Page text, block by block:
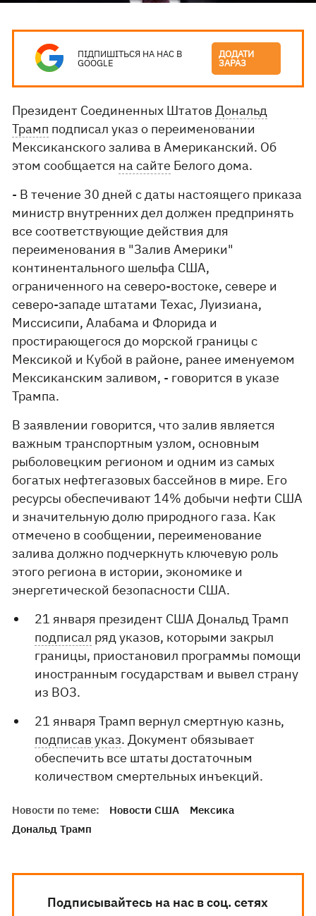
ПІДПИШІТЬСЯ НА НАС В
GOOGLE
ДОДАТИ
ЗАРАЗ
Президент Соединенных ШтатовДональд
Трамп подписал указ о переименовании
Мексиканского залива в Американский. Об
этом сообщается на сайте Белого дома.
- В течение 30 дней с даты настоящего приказа
министр внутренних дел должен предпринять
все соответствующие действия для
переименования в "Залив Америки"
континентального шельфа США,
ограниченного на северо-востоке, севере и
северо-западе штатами Техас, Луизиана,
Миссисипи, Алабама и Флорида и
простирающегося до морской границы с
Мексикой и Кубой в районе, ранее именуемом
Мексиканским заливом, - говорится в указе
Трампа.
В заявлении говорится, что залив является
важным транспортным узлом, основным
рыболовецким регионом и одним из самых
богатых нефтегазовых бассейнов в мире. Его
ресурсы обеспечивают 14% добычи нефти США
и значительную долю природного газа. Как
отмечено в сообщении, переименование
залива должно подчеркнуть ключевую роль
этого региона в истории, экономике и
энергетической безопасности США.
21 января президент США Дональд Трамп
подписал ряд указов, которыми закрыл
границы, приостановил программы помощи
иностранным государствам и вывел страну
из ВОЗ.
21 января Трамп вернул смертную казнь,
подписав указ. Документ обязывает
обеспечить все штаты достаточным
количеством смертельных инъекций.
Новости по теме: Новости США
Мексика
Дональд Трамп
Подписывайтесь на нас в соц. сетях